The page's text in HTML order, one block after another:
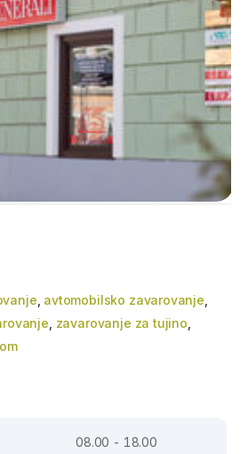
avtomobilsko zavarovanje
zavarovanje za tujino
08.00 - 18.00